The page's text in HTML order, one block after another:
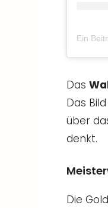
Ein
Das
Das
über
denkt.
Die